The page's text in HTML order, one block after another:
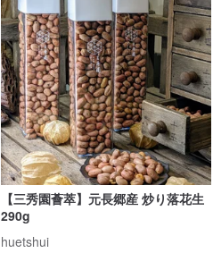
【三秀園薈萃】元長郷産 炒り落花生
290g
huetshui